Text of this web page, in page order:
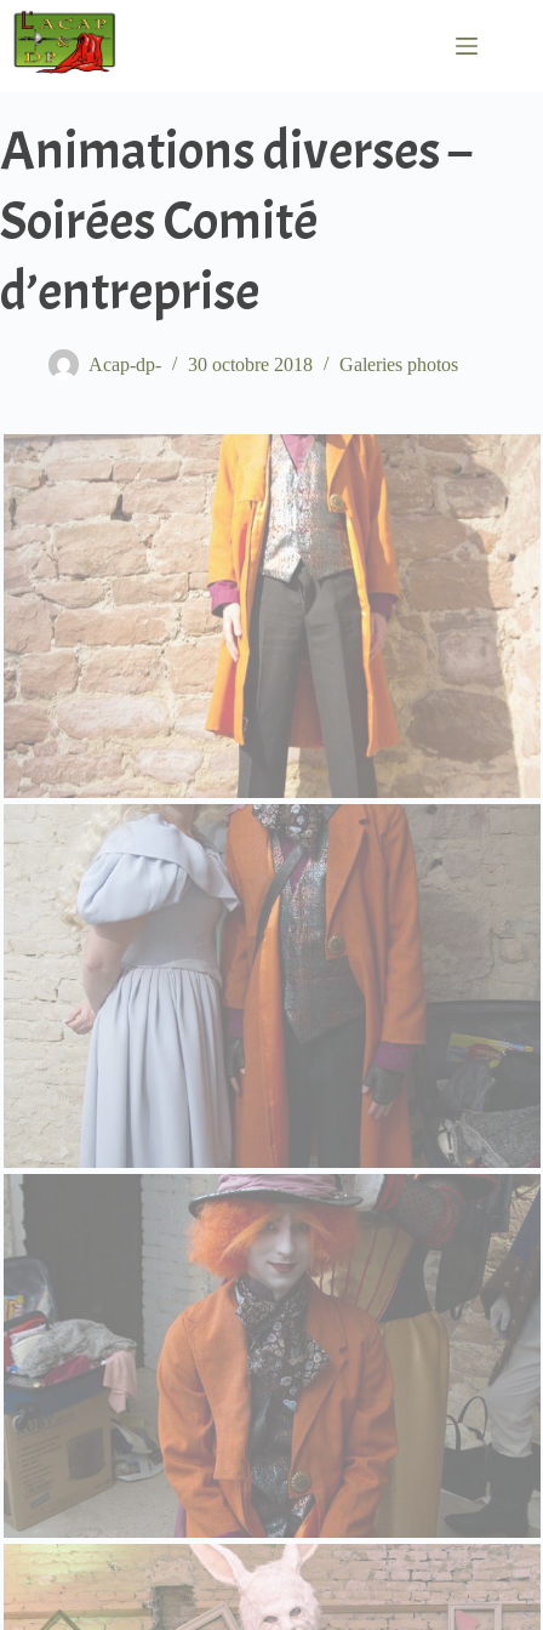
Passer
contenu
Animations diverses –
Soirées Comité
d’entreprise
Acap-dp- 30 octobre 2018 Galeries photos